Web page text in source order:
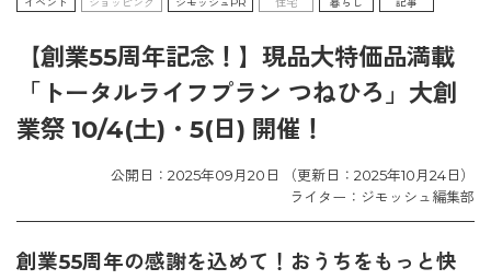
【創業55周年記念！】現品大特価品満載
「トータルライフプラン つねひろ」大創
業祭 10/4(土)・5(日) 開催！
公開日：2025年09月20日 （更新日：2025年10月24日）
ライター：ジモッシュ編集部
創業55周年の感謝を込めて！おうちをもっと快